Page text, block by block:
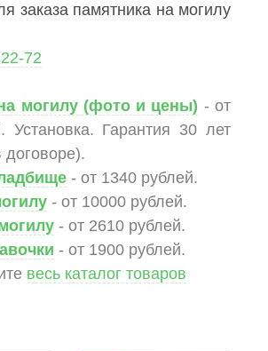
заказа памятника на могилу
72
могилу (фото и цены) - от
Установка. Гарантия 30 лет
договоре).
- от 1340 рублей.
- от 10000 рублей.
- от 2610 рублей.
- от 1900 рублей.
весь каталог товаров